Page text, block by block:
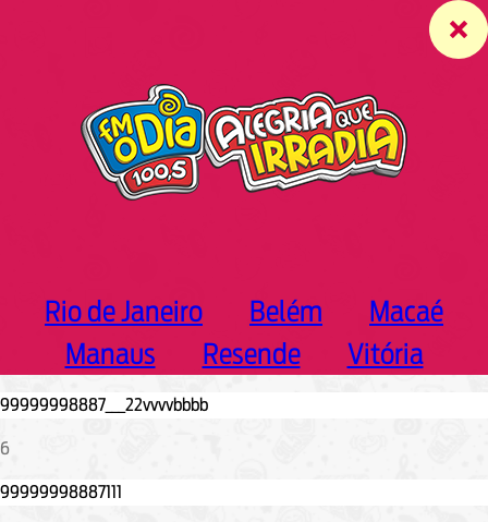
Rio de Janeiro Belém
Macaé
Manaus
Resende Vitória
6